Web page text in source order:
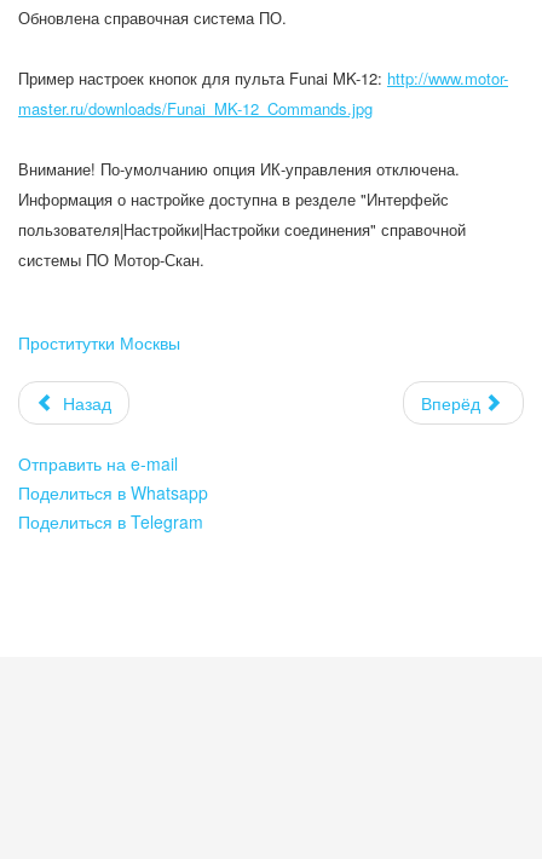
Обновлена справочная система ПО.
Пример настроек кнопок для пульта Funai MK-12: http://www.motor-
master.ru/downloads/Funai_MK-12_Commands.jpg
Внимание! По-умолчанию опция ИК-управления отключена.
Информация о настройке доступна в резделе "Интерфейс
пользователя|Настройки|Настройки соединения" справочной
системы ПО Мотор-Скан.
Проститутки Москвы
Назад Вперёд
Отправить на e-mail
Поделиться в Whatsapp
Поделиться в Telegram